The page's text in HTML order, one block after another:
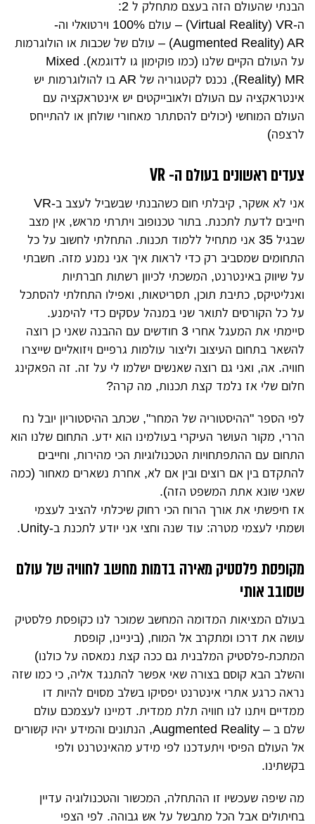
הבנתי שהעולם הזה בעצם מתחלק ל 2:
ה-Virtual Reality) VR) – עולם 100% וירטואלי וה-
Augmented Reality) AR) – עולם של שכבות או הולוגרמות
על העולם הקיים שלנו (כמו פוקימון גו לדוגמא). Mixed
Reality) MR), נכנס לקטגוריה של AR בו להולוגרמות יש
אינטראקציה עם העולם ולאובייקטים יש אינטראקציה עם
העולם המוחשי (יכולים להסתתר מאחורי שולחן או להתייחס
לרצפה)
צעדים ראשונים בעולם ה- VR
אני לא אשקר, קיבלתי חום כשהבנתי שבשביל לעצב ב-VR
חייבים לדעת לתכנת. בתור טכנופוב ויתרתי מראש, אין מצב
שבגיל 35 אני מתחיל ללמוד תכנות. התחלתי לחשוב על כל
התחומים שמסביב רק כדי לראות איך אני נמנע מזה. חשבתי
על שיווק באינטרנט, המשכתי לכיוון רשתות חברתיות
ואנליטיקס, כתיבת תוכן, תסריטאות, ואפילו התחלתי להסתכל
על כל הקורסים לתואר שני במנהל עסקים כדי להימנע.
סיימתי את המעגל אחרי 3 חודשים עם ההבנה שאני כן רוצה
להשאר בתחום העיצוב וליצור עולמות גרפיים ויזואליים שייצרו
חוויה. אה, ואני גם רוצה שאנשים ישלמו לי על זה. זה הפאקינג
חלום שלי אז נלמד קצת תכנות, מה קרה?
לפי הספר "ההיסטוריה של המחר", שכתב ההיסטוריון יובל נח
הררי, מקור העושר העיקרי בעולמינו הוא ידע. התחום שלנו הוא
התחום עם ההתפתחויות הטכנולוגיות הכי מהירות, וחייבים
להתקדם בין אם רוצים ובין אם לא, אחרת נשארים מאחור (כמה
שאני שונא אתת המשפט הזה).
אז חיפשתי את אורך הרוח הכי רחוק שיכלתי להציב לעצמי
ושמתי לעצמי מטרה: עוד שנה וחצי אני יודע לתכנת ב-Unity.
מקופסת פלסטיק מאירה בדמות מחשב לחוויה של עולם
שסובב אותי
בעולם המציאות המדומה המחשב שמוכר לנו כקופסת פלסטיק
עושה את דרכו ומתקרב אל המוח, (ביניינו, קופסת
המתכת-פלסטיק המלבנית גם ככה קצת נמאסה על כולנו)
והשלב הבא קוסם בצורה שאי אפשר להתנגד אליה, כי כמו שזה
נראה כרגע אתרי אינטרנט יפסיקו בשלב מסוים להיות דו
ממדיים ויתנו לנו חוויה תלת ממדית. דמיינו לעצמכם עולם
שלם ב – Augmented Reality, הנתונים והמידע יהיו קשורים
אל העולם הפיסי ויתעדכנו לפי מידע מהאינטרנט ולפי
בקשתינו.
מה שיפה שעכשיו זו ההתחלה, המכשור והטכנולוגיה עדיין
בחיתולים אבל הכל מתבשל על אש גבוהה. לפי הצפי